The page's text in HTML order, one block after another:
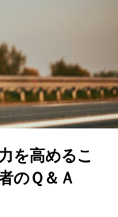
を高めるこ
のＱ＆Ａ